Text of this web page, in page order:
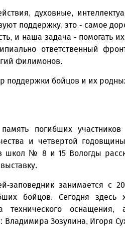
духовные,
поддержку, это - самое
и наша задача - помогать
ответственный
Филимонов.
поддержки бойцов и их
погибших
и четвертой
школ № 8 и 15 Вологды
занимается с
бойцов. Сегодня здесь
технического оснащения,
Зозулина, Игоря